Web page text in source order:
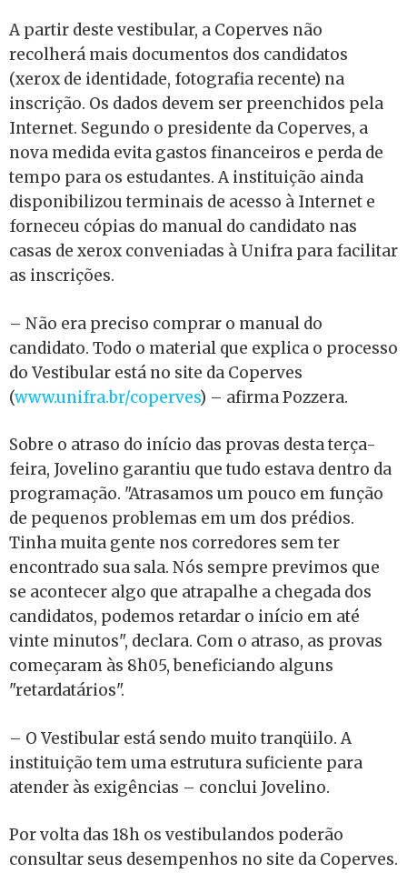
A partir deste vestibular, a Coperves não
recolherá mais documentos dos candidatos
(xerox de identidade, fotografia recente) na
inscrição. Os dados devem ser preenchidos pela
Internet. Segundo o presidente da Coperves, a
nova medida evita gastos financeiros e perda de
tempo para os estudantes. A instituição ainda
disponibilizou terminais de acesso à Internet e
forneceu cópias do manual do candidato nas
casas de xerox conveniadas à Unifra para facilitar
as inscrições.
– Não era preciso comprar o manual do
candidato. Todo o material que explica o processo
do Vestibular está no site da Coperves
(www.unifra.br/coperves) – afirma Pozzera.
Sobre o atraso do início das provas desta terça-
feira, Jovelino garantiu que tudo estava dentro da
programação. "Atrasamos um pouco em função
de pequenos problemas em um dos prédios.
Tinha muita gente nos corredores sem ter
encontrado sua sala. Nós sempre previmos que
se acontecer algo que atrapalhe a chegada dos
candidatos, podemos retardar o início em até
vinte minutos", declara. Com o atraso, as provas
começaram às 8h05, beneficiando alguns
"retardatários".
– O Vestibular está sendo muito tranqüilo. A
instituição tem uma estrutura suficiente para
atender às exigências – conclui Jovelino.
Por volta das 18h os vestibulandos poderão
consultar seus desempenhos no site da Coperves.